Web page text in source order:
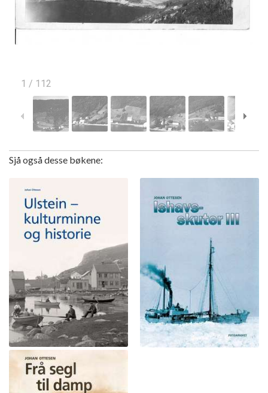
1 / 112
Sjå også desse bøkene: